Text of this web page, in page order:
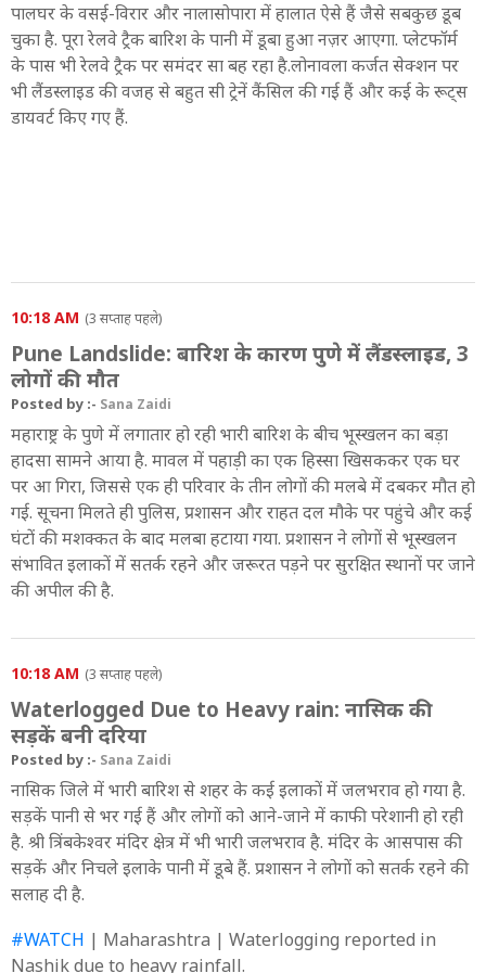
पालघर के वसई-विरार और नालासोपारा में हालात ऐसे हैं जैसे सबकुछ डूब
चुका है. पूरा रेलवे ट्रैक बारिश के पानी में डूबा हुआ नज़र आएगा. प्लेटफॉर्म
के पास भी रेलवे ट्रैक पर समंदर सा बह रहा है.लोनावला कर्जत सेक्शन पर
भी लैंडस्लाइड की वजह से बहुत सी ट्रेनें कैंसिल की गई हैं और कई के रूट्स
डायवर्ट किए गए हैं.
10:18 AM (3 सप्ताह पहले)
Pune Landslide: बारिश के कारण पुणे में लैंडस्लाइड, 3
लोगों की मौत
Posted by :- Sana Zaidi
महाराष्ट्र के पुणे में लगातार हो रही भारी बारिश के बीच भूस्खलन का बड़ा
हादसा सामने आया है. मावल में पहाड़ी का एक हिस्सा खिसककर एक घर
पर आ गिरा, जिससे एक ही परिवार के तीन लोगों की मलबे में दबकर मौत हो
गई. सूचना मिलते ही पुलिस, प्रशासन और राहत दल मौके पर पहुंचे और कई
घंटों की मशक्कत के बाद मलबा हटाया गया. प्रशासन ने लोगों से भूस्खलन
संभावित इलाकों में सतर्क रहने और जरूरत पड़ने पर सुरक्षित स्थानों पर जाने
की अपील की है.
10:18 AM (3 सप्ताह पहले)
Waterlogged Due to Heavy rain: नासिक की
सड़कें बनी दरिया
Posted by :- Sana Zaidi
नासिक जिले में भारी बारिश से शहर के कई इलाकों में जलभराव हो गया है.
सड़कें पानी से भर गई हैं और लोगों को आने-जाने में काफी परेशानी हो रही
है. श्री त्रिंबकेश्वर मंदिर क्षेत्र में भी भारी जलभराव है. मंदिर के आसपास की
सड़कें और निचले इलाके पानी में डूबे हैं. प्रशासन ने लोगों को सतर्क रहने की
सलाह दी है.
#WATCH | Maharashtra | Waterlogging reported in
Nashik due to heavy rainfall.